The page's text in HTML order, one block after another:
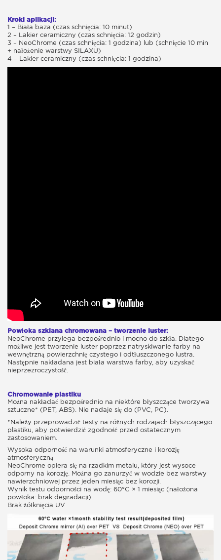
Kroki aplikacji:
1 – Biała baza (czas schnięcia: 10 minut)
2 – Lakier ceramiczny (czas schnięcia: 12 godzin)
3 – NeoChrome (czas schnięcia: 1 godzina) lub (schnięcie 10 min
+ nałożenie warstwy SILAXU)
4 – Lakier ceramiczny (czas schnięcia: 1 godzina)
Powłoka szklana chromowana – tworzenie luster:
NeoChrome przylega bezpośrednio i mocno do szkła. Dlatego
możliwe jest tworzenie luster poprzez natryskiwanie farby na
wewnętrzną powierzchnię czystego i odtłuszczonego lustra.
Następnie nakładana jest biała warstwa farby, aby uzyskać
nieprzezroczystość.
Chromowanie plastiku
Można nakładać bezpośrednio na niektóre błyszczące tworzywa
sztuczne* (PET, ABS). Nie nadaje się do (PVC, PC).
*Należy przeprowadzić testy na różnych rodzajach błyszczącego
plastiku, aby potwierdzić zgodność przed ostatecznym
zastosowaniem.
Wysoka odporność na warunki atmosferyczne i korozję
atmosferyczną
NeoChrome opiera się na rzadkim metalu, który jest wysoce
odporny na korozję. Można go zanurzyć w wodzie bez warstwy
nawierzchniowej przez jeden miesiąc bez korozji.
Wynik testu odporności na wodę: 60°C × 1 miesiąc (nałożona
powłoka: brak degradacji)
Brak żółknięcia UV